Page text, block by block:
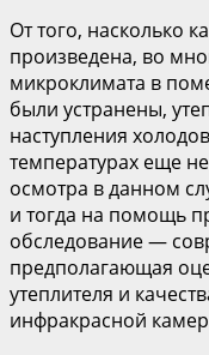
От того, насколько
произведена, во
микроклимата в
были устранены,
наступления
температурах еще
осмотра в данном
и тогда на помощь
обследование —
предполагающая
утеплителя и
инфракрасной